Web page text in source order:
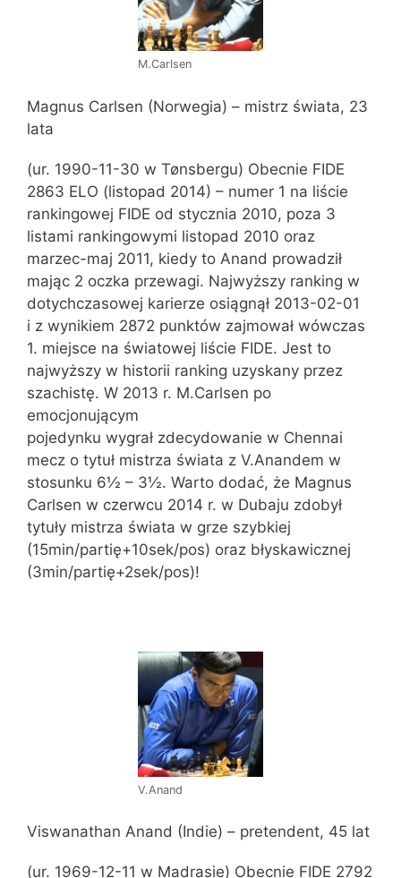
M.Carlsen
Magnus Carlsen (Norwegia) – mistrz świata, 23
lata
(ur. 1990-11-30 w Tønsbergu) Obecnie FIDE
2863 ELO (listopad 2014) – numer 1 na liście
rankingowej FIDE od stycznia 2010, poza 3
listami rankingowymi listopad 2010 oraz
marzec-maj 2011, kiedy to Anand prowadził
mając 2 oczka przewagi. Najwyższy ranking w
dotychczasowej karierze osiągnął 2013-02-01
i z wynikiem 2872 punktów zajmował wówczas
1. miejsce na światowej liście FIDE. Jest to
najwyższy w historii ranking uzyskany przez
szachistę. W 2013 r. M.Carlsen po
emocjonującym
pojedynku wygrał zdecydowanie w Chennai
mecz o tytuł mistrza świata z V.Anandem w
stosunku 6½ – 3½. Warto dodać, że Magnus
Carlsen w czerwcu 2014 r. w Dubaju zdobył
tytuły mistrza świata w grze szybkiej
(15min/partię+10sek/pos) oraz błyskawicznej
(3min/partię+2sek/pos)!
V.Anand
Viswanathan Anand (Indie) – pretendent, 45 lat
(ur. 1969-12-11 w Madrasie) Obecnie FIDE 2792